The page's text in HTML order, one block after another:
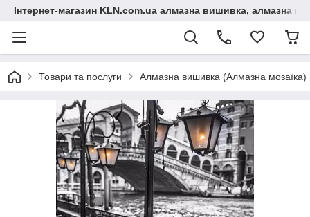
Інтернет-магазин KLN.com.ua алмазна вишивка, алмазна
Товари та послуги Алмазна вишивка (Алмазна мозаїка)